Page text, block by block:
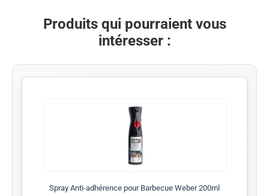
Produits qui pourraient vous
intéresser :
Spray Anti-adhérence pour Barbecue Weber 200ml